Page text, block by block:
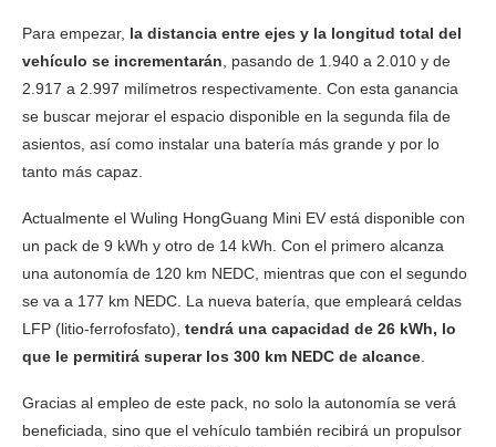
Para empezar, la distancia entre ejes y la longitud total del
vehículo se incrementarán , pasando de 1.940 a 2.010 y de
2.917 a 2.997 milímetros respectivamente. Con esta ganancia
se buscar mejorar el espacio disponible en la segunda fila de
asientos, así como instalar una batería más grande y por lo
tanto más capaz.
Actualmente el Wuling HongGuang Mini EV está disponible con
un pack de 9 kWh y otro de 14 kWh. Con el primero alcanza
una autonomía de 120 km NEDC, mientras que con el segundo
se va a 177 km NEDC. La nueva batería, que empleará celdas
LFP (litio-ferrofosfato), tendrá una capacidad de 26 kWh, lo
que le permitirá superar los 300 km NEDC de alcance
Gracias al empleo de este pack, no solo la autonomía se verá
beneficiada, sino que el vehículo también recibirá un propulsor